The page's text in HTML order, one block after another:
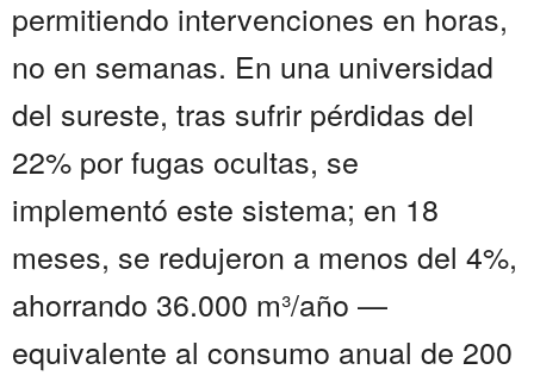
permitiendo intervenciones en horas,
no en semanas. En una universidad
del sureste, tras sufrir pérdidas del
22% por fugas ocultas, se
implementó este sistema; en 18
meses, se redujeron a menos del 4%,
ahorrando 36.000 m³/año —
equivalente al consumo anual de 200